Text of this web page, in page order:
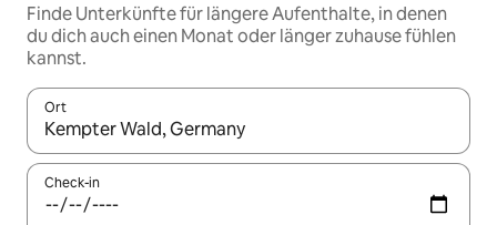
Finde Unterkünfte für längere Aufenthalte, in denen
du dich auch einen Monat oder länger zuhause fühlen
kannst.
Ort
Wenn Ergebnisse verfügbar sind, navigiere mit den
Check-in